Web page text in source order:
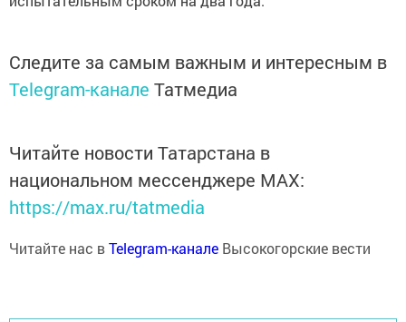
Следите за самым важным и интересным в
Telegram-канале Татмедиа
Читайте новости Татарстана в
национальном мессенджере MАХ:
https://max.ru/tatmedia
Читайте нас вTelegram-канале Высокогорские вести